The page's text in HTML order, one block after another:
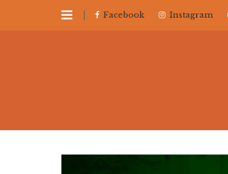
Facebook Instagram